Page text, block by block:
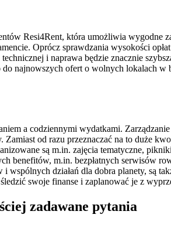
Resi4Rent, która umożliwia wygodne
Oprócz sprawdzania wysokości
i naprawa będzie znacznie
najnowszych ofert o wolnych lokalach
a codziennymi wydatkami.
od razu przeznaczać na to duże
są m.in. zajęcia tematyczne,
benefitów, m.in. bezpłatnych serwisów
działań dla dobra planety, są
swoje finanse i zaplanować je z
zadawane pytania